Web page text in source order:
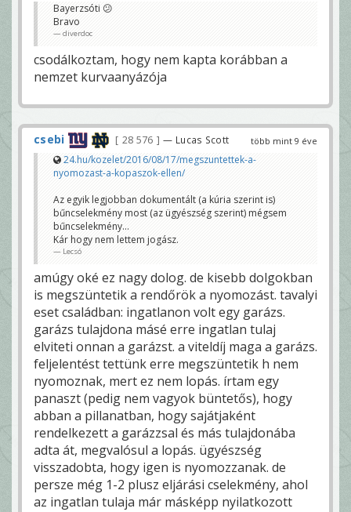
Bayerzsóti 😕
Bravo
diverdoc
csodálkoztam, hogy nem kapta korábban a
nemzet kurvaanyázója
több mint 9 éve
csebi 28 576 — Lucas Scott
24.hu/kozelet/2016/08/17/megszuntettek-a-
nyomozast-a-kopaszok-ellen/
Az egyik legjobban dokumentált (a kúria szerint is)
bűncselekmény most (az ügyészség szerint) mégsem
bűncselekmény...
Kár hogy nem lettem jogász.
Lecsó
amúgy oké ez nagy dolog. de kisebb dolgokban
is megszüntetik a rendőrök a nyomozást. tavalyi
eset családban: ingatlanon volt egy garázs.
garázs tulajdona másé erre ingatlan tulaj
elviteti onnan a garázst. a viteldíj maga a garázs.
feljelentést tettünk erre megszüntetik h nem
nyomoznak, mert ez nem lopás. írtam egy
panaszt (pedig nem vagyok büntetős), hogy
abban a pillanatban, hogy sajátjaként
rendelkezett a garázzsal és más tulajdonába
adta át, megvalósul a lopás. ügyészség
visszadobta, hogy igen is nyomozzanak. de
persze még 1-2 plusz eljárási cselekmény, ahol
az ingatlan tulaja már másképp nyilatkozott